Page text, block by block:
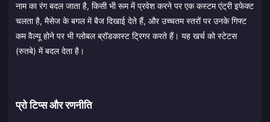
नाम का रंग बदल जाता है, किसी भी रूम में प्रवेश करने पर एक कस्टम एंट्री इफेक्ट
चलता है, मैसेज के बगल में बैज दिखाई देते हैं, और उच्चतम स्तरों पर उनके गिफ्ट
कम वैल्यू होने पर भी ग्लोबल ब्रॉडकास्ट ट्रिगर करते हैं। यह खर्च को स्टेटस
(रुतबे) में बदल देता है।
प्रो टिप्स और रणनीति